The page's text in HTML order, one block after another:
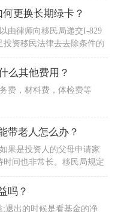
更换长期绿卡？
由律师向移民局递交I-829
投资移民法律去去除条件的
么其他费用？
费，材料费，体检费等
带老人怎么办？
果是投资人的父母申请家
间也非常长。移民局规定
负担。
吗？
;退出的时候是看基金的净